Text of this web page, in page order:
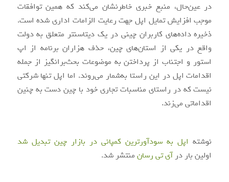
در عین‌حال، منبع خبری خاطرنشان می‌کند که همین توافقات
موجب افزایش تمایل اپل جهت رعایت الزامات اداری شده است.
ذخیره داده‌های کاربران چینی در یک دیتاسنتر متعلق به دولت
واقع در یکی از استان‌های چین، حذف هزاران برنامه از اپ
استور و اجتناب از پرداختن به موضوعات بحث‌برانگیز از جمله
اقدامات اپل در این راستا به‌شمار می‌روند. اما اپل تنها شرکتی
نیست که در راستای مناسبات تجاری خود با چین دست به چنین
اقداماتی می‌زند.
نوشته اپل به سودآورترین کمپانی در بازار چین تبدیل شد
اولین بار درآی‌ تی‌ رسانمنتشر شد.